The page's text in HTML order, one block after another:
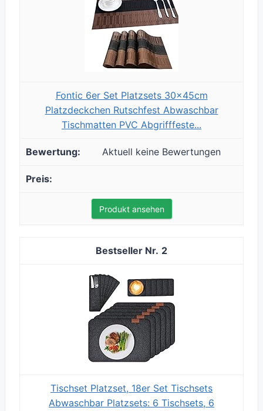
Fontic 6er Set Platzsets 30x45cm
Platzdeckchen Rutschfest Abwaschbar
Tischmatten PVC Abgrifffeste...
Aktuell keine Bewertungen
Produkt ansehen
2
Tischset Platzset, 18er Set Tischsets
Abwaschbar Platzsets: 6 Tischsets, 6